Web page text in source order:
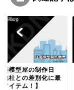
建築模型屋の制作日
。1/50プレゼン模型が
すすめです！】